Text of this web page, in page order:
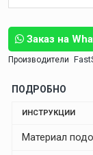
Заказ на
Производители
ПОДРОБНО
ИНСТРУКЦИИ
Материал